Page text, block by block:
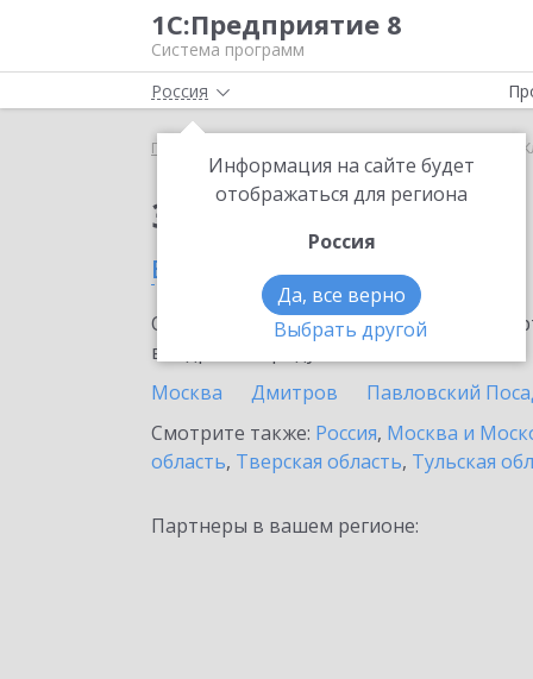
1С:Предприятие 8
Система программ
Россия
Информация на сайте будет
отображаться для региона
Россия
Да, все верно
Выбрать другой
Главная Smartway в
Заказать Smartway
в Климовске
Ознакомьтесь с информационными
внедрение продукта.
Москва
Дмитров Павловский
Смотрите также: Россия, Москва и
область, Тверская область, Тульская
Партнеры в вашем регионе: